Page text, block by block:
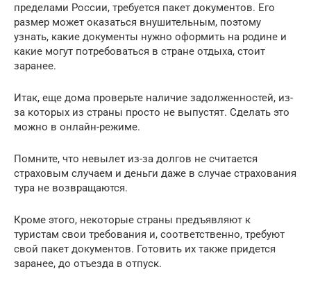
пределами России, требуется пакет документов. Его
размер может оказаться внушительным, поэтому
узнать, какие документы нужно оформить на родине и
какие могут потребоваться в стране отдыха, стоит
заранее.
Итак, еще дома проверьте наличие задолженностей, из-
за которых из страны просто не выпустят. Сделать это
можно в онлайн-режиме.
Помните, что невылет из-за долгов не считается
страховым случаем и деньги даже в случае страхования
тура не возвращаются.
Кроме этого, некоторые страны предъявляют к
туристам свои требования и, соответственно, требуют
свой пакет документов. Готовить их также придется
заранее, до отъезда в отпуск.